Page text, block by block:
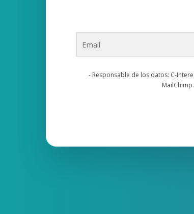
- Responsable de los datos: C-